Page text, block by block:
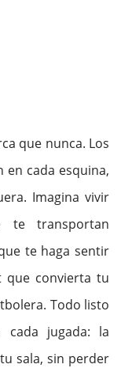
que nunca. Los
en cada esquina,
Imagina vivir
te transportan
te haga sentir
que convierta tu
Todo listo
jugada: la
sala, sin perder